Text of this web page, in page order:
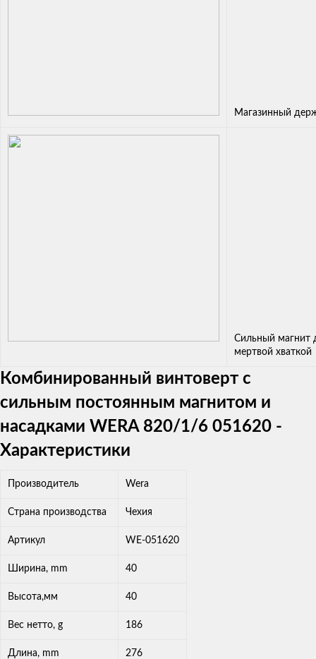
Магазинный
Сильный магнит
мертвой хваткой
Комбинированный винтоверт с
сильным постоянным магнитом и
насадками WERA 820/1/6 051620 -
Характеристики
Производитель Wera
Страна производства Чехия
Артикул WE-051620
Ширина, mm 40
Высота,мм 40
Вес нетто, g 186
Длина, mm 276